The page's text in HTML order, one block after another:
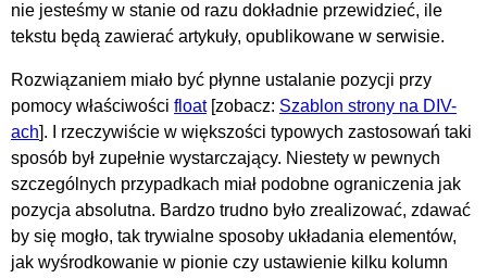
nie jesteśmy w stanie od razu dokładnie przewidzieć, ile
tekstu będą zawierać artykuły, opublikowane w serwisie.
Rozwiązaniem miało być płynne ustalanie pozycji przy
pomocy właściwości float[zobacz: Szablon strony na DIV-
ach]. I rzeczywiście w większości typowych zastosowań taki
sposób był zupełnie wystarczający. Niestety w pewnych
szczególnych przypadkach miał podobne ograniczenia jak
pozycja absolutna. Bardzo trudno było zrealizować, zdawać
by się mogło, tak trywialne sposoby układania elementów,
jak wyśrodkowanie w pionie czy ustawienie kilku kolumn